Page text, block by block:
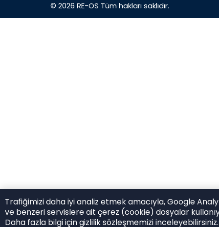
© 2026 RE-OS Tüm hakları saklıdır.
Trafiğimizi daha iyi analiz etmek amacıyla, Google
ve benzeri servislere ait çerez (cookie) dosyalar
Daha fazla bilgi için gizlilik sözleşmemizi inceleyebilirsiniz.